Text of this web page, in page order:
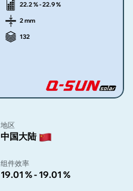
22.2 % - 22.9 %
2 mm
132
地区
中国大陆
组件效率
19.01 % - 19.01 %